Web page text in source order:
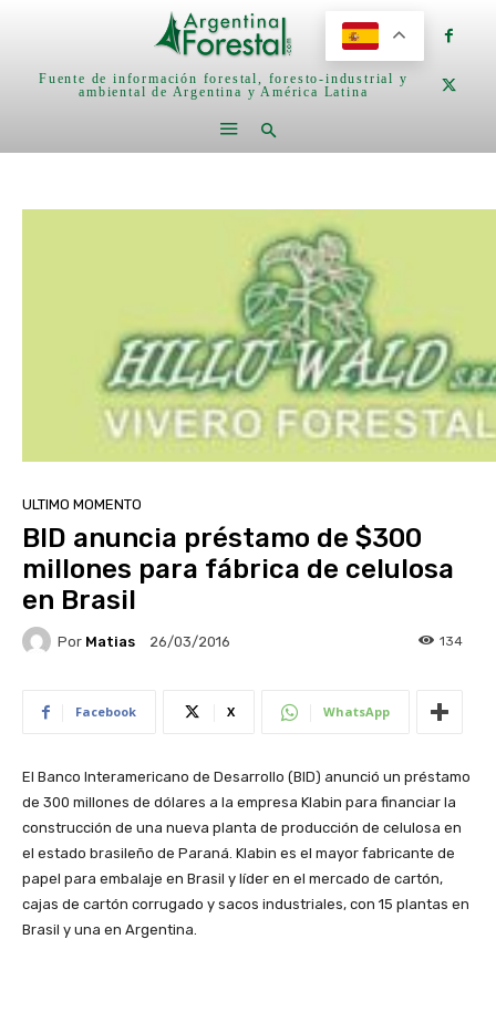
Fuente de información forestal, foresto-industrial y
ambiental de Argentina y América Latina
ULTIMO MOMENTO
BID anuncia préstamo de $300
millones para fábrica de celulosa
en Brasil
Por Matias 26/03/2016 134
Facebook X WhatsApp
El Banco Interamericano de Desarrollo (BID) anunció un préstamo
de 300 millones de dólares a la empresa Klabin para financiar la
construcción de una nueva planta de producción de celulosa en
el estado brasileño de Paraná. Klabin es el mayor fabricante de
papel para embalaje en Brasil y líder en el mercado de cartón,
cajas de cartón corrugado y sacos industriales, con 15 plantas en
Brasil y una en Argentina.